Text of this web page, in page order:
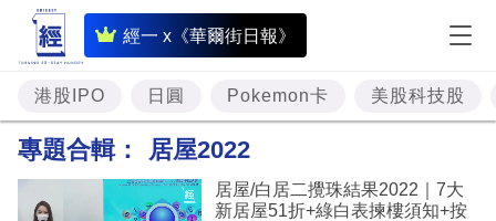
經一 x《華爾街日報》
即
時
財
經
題
港股IPO 日圓 Pokemon卡 美股科技股
專題合輯： 居屋2022
居屋/白居二攪珠結果2022｜7大
新居屋51折+綠白表揀樓須知+按